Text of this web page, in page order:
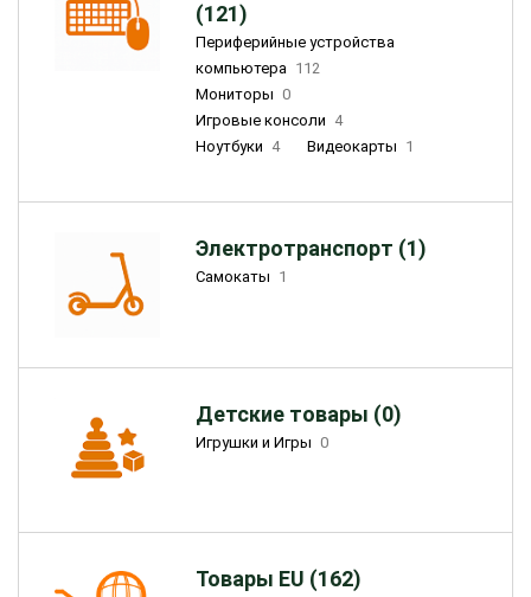
(121)
Периферийные устройства
компьютера 112
Мониторы 0
Игровые консоли 4
Ноутбуки 4 Видеокарты 1
Электротранспорт (1)
Самокаты 1
Детские товары (0)
Игрушки и Игры 0
Товары EU (162)